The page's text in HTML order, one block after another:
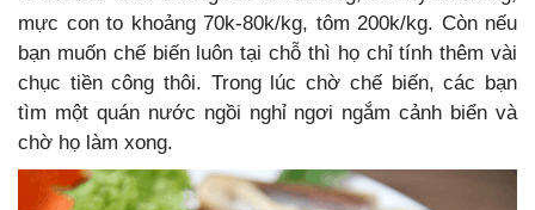
mực con to khoảng 70k-80k/kg, tôm 200k/kg. Còn nếu
bạn muốn chế biến luôn tại chỗ thì họ chỉ tính thêm vài
chục tiền công thôi. Trong lúc chờ chế biến, các bạn
tìm một quán nước ngồi nghỉ ngơi ngắm cảnh biển và
chờ họ làm xong.